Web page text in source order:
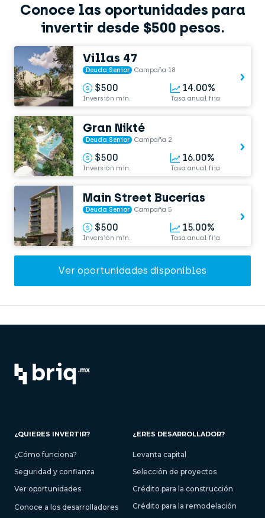
Conoce las oportunidades para
invertir desde $500 pesos.
Villas 47
Deuda Senior Campaña 18
$500
Inversión mín.
14.00%
Tasa anual fija
Gran Nikté
Deuda Senior Campaña 2
$500
Inversión mín.
16.00%
Tasa anual fija
Main Street Bucerías
Deuda Senior Campaña 5
$500
Inversión mín.
15.00%
Tasa anual fija
Ver oportunidades disponibles
¿QUIERES INVERTIR?
¿Cómo funciona?
Seguridad y confianza
Ver oportunidades
Conoce a los desarrolladores
¿ERES DESARROLLADOR?
Levanta capital
Selección de proyectos
Crédito para la construcción
Crédito para la remodelación